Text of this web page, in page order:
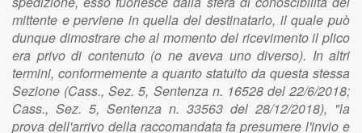
mittente e perviene in quella del destinatario, il quale può
dunque dimostrare che al momento del ricevimento il plico
era privo di contenuto (o ne aveva uno diverso). In altri
termini, conformemente a quanto statuito da questa stessa
Sezione (Cass., Sez. 5, Sentenza n. 16528 del 22/6/2018;
Cass., Sez. 5, Sentenza n. 33563 del 28/12/2018), "la
prova dell'arrivo della raccomandata fa presumere l'invio e